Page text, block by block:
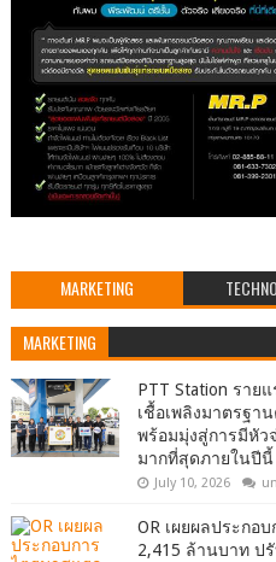
MARKETING
MARKETING
PTT Station ราย
เชื้อเพลิงมาตรฐา
พร้อมมุ่งสู่การมีหัว
มากที่สุดภายในปีนี้
July 10, 2026
OR เผยผลประกอ
2,415 ล้านบาท ป